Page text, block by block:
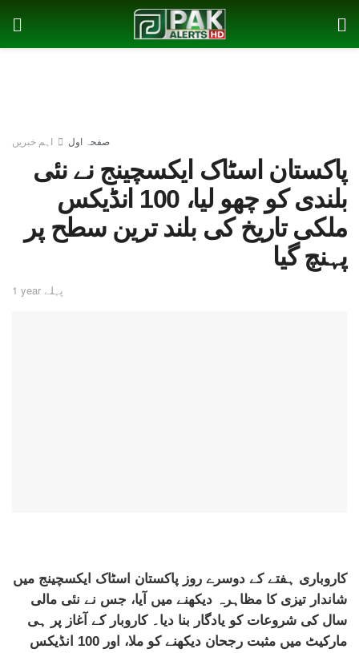
صفحہ اول اہم خبریں
پاکستان اسٹاک ایکسچینج نے نئی
بلندی کو چھو لیا، 100 انڈیکس
ملکی تاریخ کی بلند ترین سطح پر
پہنچ گیا
1 year پہلے
کاروباری ہفتے کے دوسرے روز پاکستان اسٹاک ایکسچینج میں
شاندار تیزی کا مظاہرہ دیکھنے میں آیا، جس نے نئی مالی
سال کی شروعات کو یادگار بنا دیا۔ کاروبار کے آغاز پر ہی
مارکیٹ میں مثبت رجحان دیکھنے کو ملا، اور 100 انڈیکس